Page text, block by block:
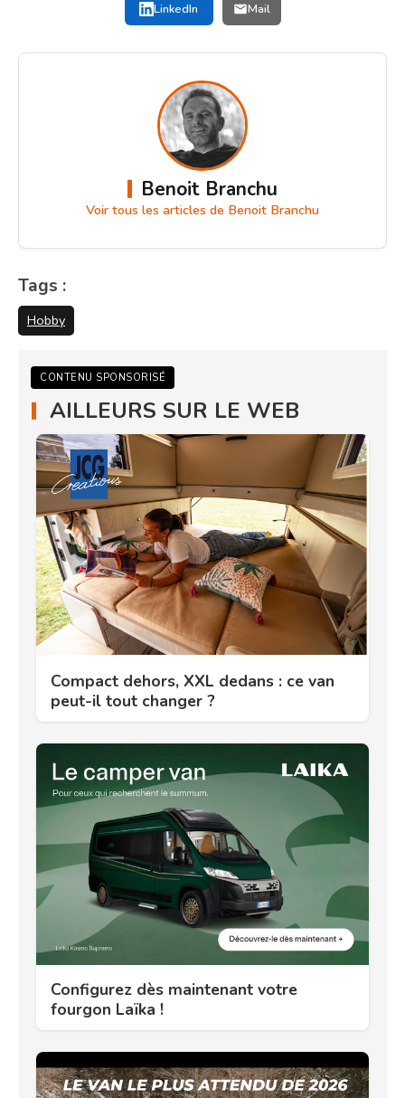
LinkedIn Mail
Benoit Branchu
Voir tous les articles de Benoit Branchu
Tags :
Hobby
CONTENU SPONSORISÉ
AILLEURS SUR LE WEB
Compact dehors, XXL dedans : ce van
peut-il tout changer ?
Configurez dès maintenant votre
fourgon Laïka !